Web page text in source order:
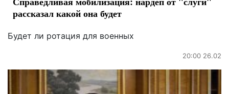
рассказал какой она будет
Будет ли ротация для военных
20:00 26.02